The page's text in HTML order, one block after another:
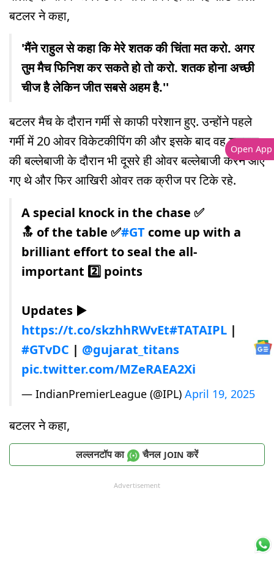
बटलर ने कहा,
'मैंने राहुल से कहा कि मेरे शतक की चिंता मत करो. अगर
तुम मैच फिनिश कर सकते हो तो करो. शतक होना अच्छी
चीज है लेकिन जीत सबसे अहम है.''
बटलर मैच के दौरान गर्मी से काफी परेशान हुए. उन्होंने पहले
गर्मी में 20 ओवर विकेटकीपिंग की और इसके बाद वह गुजरात
की बल्लेबाजी के दौरान भी दूसरे ही ओवर बल्लेबाजी करने आए
गए थे और फिर आखिरी ओवर तक क्रीज पर टिके रहे.
A special knock in the chase ✅
🔝 of the table ✅#GT come up with a
brilliant effort to seal the all-
important 2️⃣ points
Updates ▶
https://t.co/skzhhRWvEt#TATAIPL |
#GTvDC | @gujarat_titans
pic.twitter.com/MZeRAEA2Xi
— IndianPremierLeague (@IPL) April 19, 2025
बटलर ने कहा,
लल्लनटॉप का चैनल JOIN करें
Advertisement
Open App